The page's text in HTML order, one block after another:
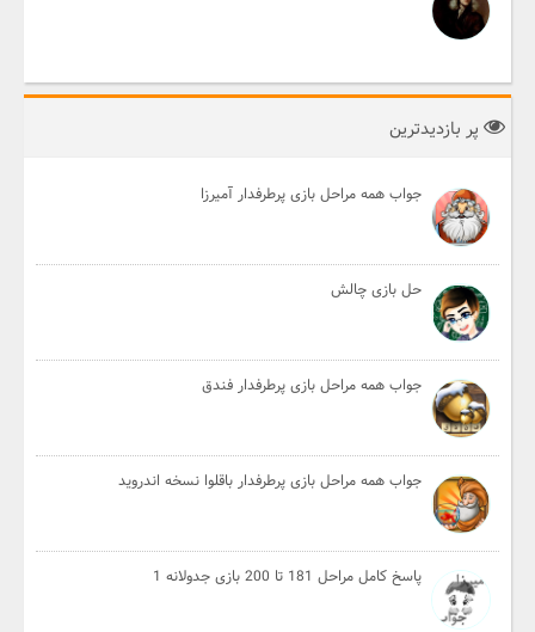
پر بازدیدترین
جواب همه مراحل بازی پرطرفدار آمیرزا
حل بازی چالش
جواب همه مراحل بازی پرطرفدار فندق
جواب همه مراحل بازی پرطرفدار باقلوا نسخه اندروید
پاسخ کامل مراحل 181 تا 200 بازی جدولانه 1